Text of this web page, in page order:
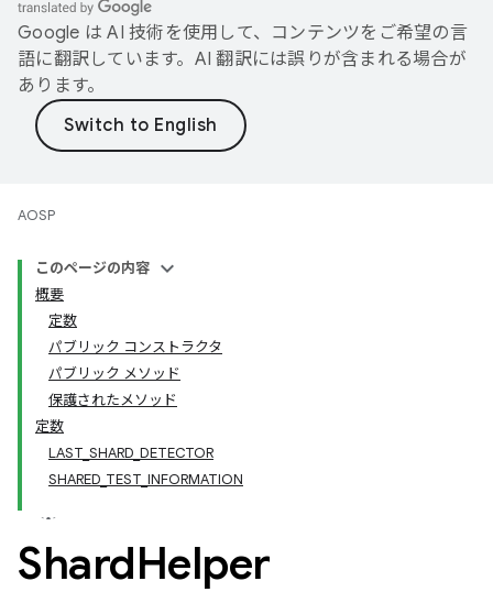
Google は AI 技術を使用して、コンテンツをご希望の言
語に翻訳しています。AI 翻訳には誤りが含まれる場合が
あります。
AOSP
このページの内容
概要
定数
パブリック コンストラクタ
パブリック メソッド
保護されたメソッド
定数
LAST_SHARD_DETECTOR
SHARED_TEST_INFORMATION
ShardHelper